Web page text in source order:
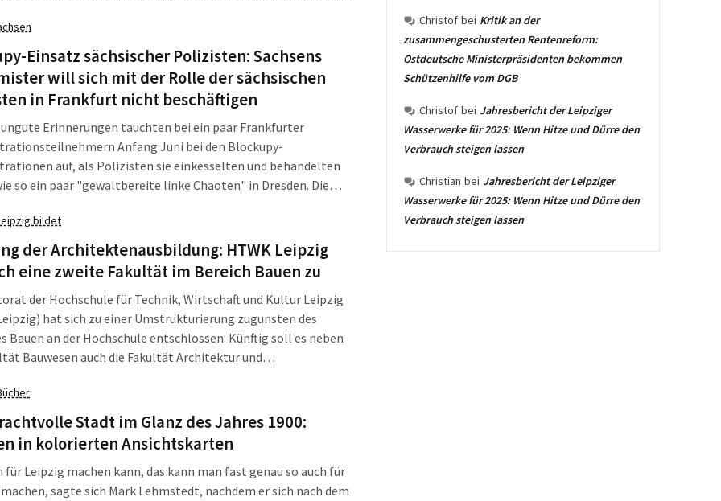
tatsächlich spielt.
Einsatz sächsischer Polizisten: Sachsens
will sich mit der Rolle der sächsischen
in Frankfurt nicht beschäftigen
ungute Erinnerungen tauchten bei ein paar Frankfurter
Anfang Juni bei den Blockupy-
auf, als Polizisten sie einkesselten und behandelten
so ein paar "gewaltbereite linke Chaoten" in Dresden. Die
bildet
der Architektenausbildung: HTWK Leipzig
eine zweite Fakultät im Bereich Bauen zu
der Hochschule für Technik, Wirtschaft und Kultur Leipzig
hat sich zu einer Umstrukturierung zugunsten des
Bauen an der Hochschule entschlossen: Künftig soll es neben
Bauwesen auch die Fakultät Architektur und
mit Schwerpunkt Architektur wird der Bereich Bauen
sichtbarer und bereits dadurch aufgewertet", erklärt Rektorin
die Motivation.
Stadt im Glanz des Jahres 1900:
in kolorierten Ansichtskarten
für Leipzig machen kann, das kann man fast genau so auch für
sagte sich Mark Lehmstedt, nachdem er sich nach dem
Christof bei Kritik an der
zusammengeschusterten Rentenreform:
Ostdeutsche Ministerpräsidenten bekommen
Schützenhilfe vom DGB
Christof bei Jahresbericht der Leipziger
Wasserwerke für 2025: Wenn Hitze und Dürre den
Verbrauch steigen lassen
Christian bei Jahresbericht der Leipziger
Wasserwerke für 2025: Wenn Hitze und Dürre den
Verbrauch steigen lassen